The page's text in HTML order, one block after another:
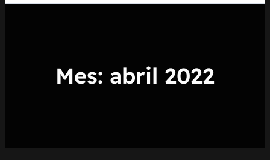
Mes: abril 2022